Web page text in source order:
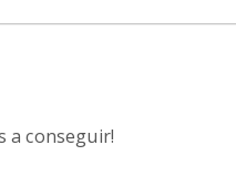
a conseguir!